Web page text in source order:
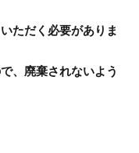
ただく必要がありま
、廃棄されないよう